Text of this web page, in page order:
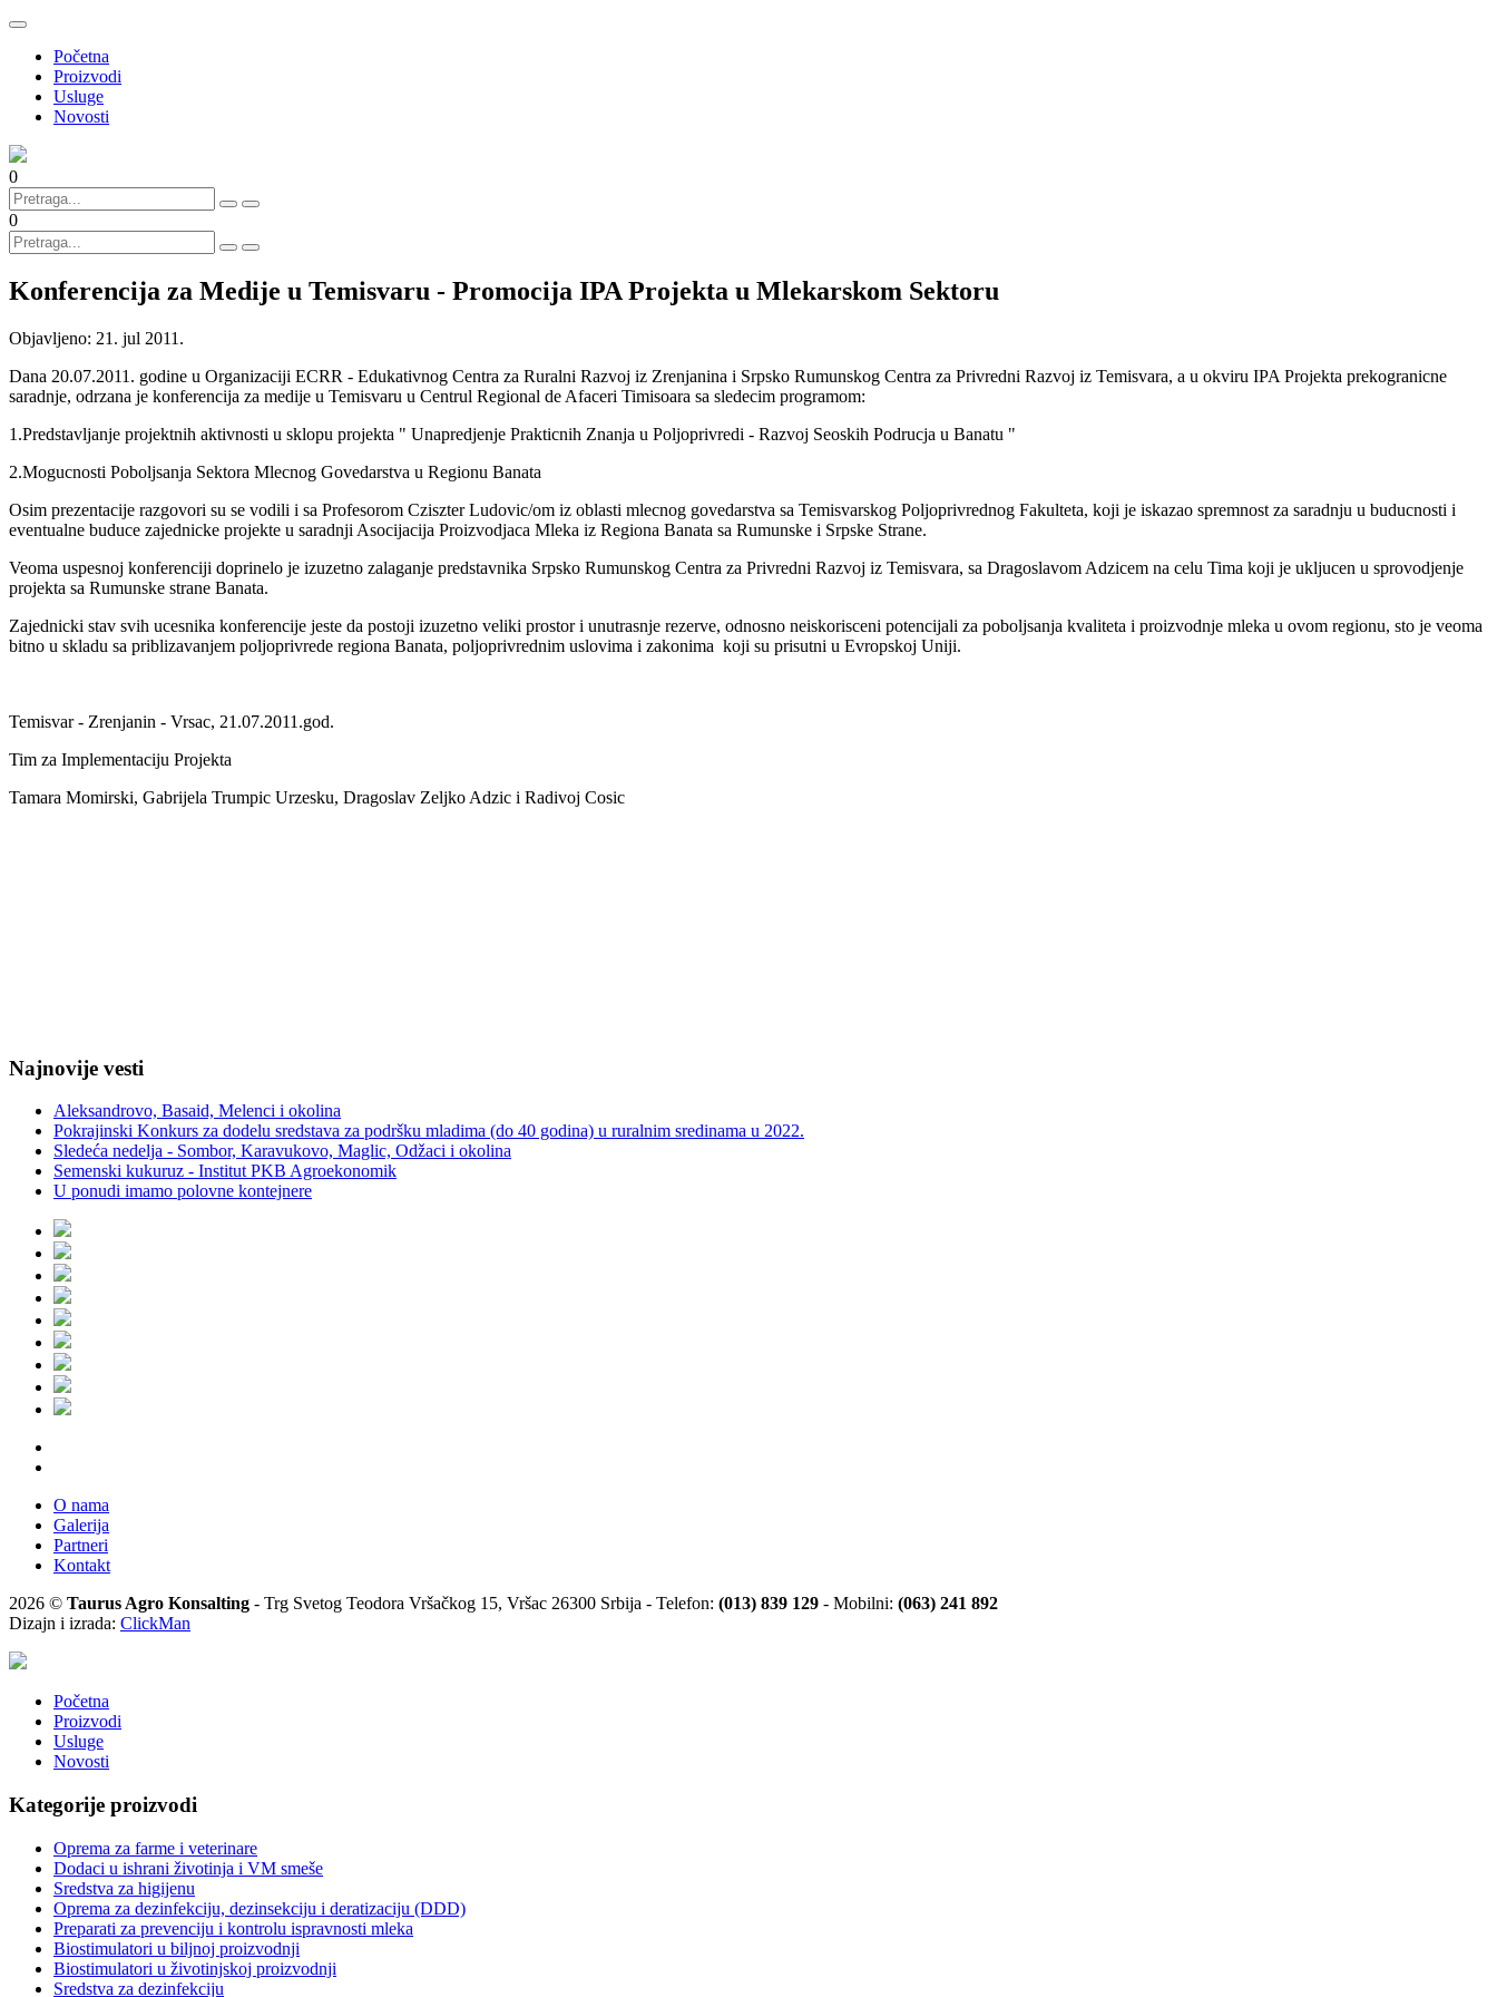
Početna
Proizvodi
Usluge
Novosti
0
0
Konferencija za Medije u Temisvaru - Promocija IPA Projekta u Mlekarskom Sektoru
Objavljeno: 21. jul 2011.
Dana 20.07.2011. godine u Organizaciji ECRR - Edukativnog Centra za Ruralni Razvoj iz Zrenjanina i Srpsko Rumunskog Centra za Privredni Razvoj iz Temisvara, a u okviru IPA Projekta prekogranicne
saradnje, odrzana je konferencija za medije u Temisvaru u Centrul Regional de Afaceri Timisoara sa sledecim programom:
1.Predstavljanje projektnih aktivnosti u sklopu projekta " Unapredjenje Prakticnih Znanja u Poljoprivredi - Razvoj Seoskih Podrucja u Banatu "
2.Mogucnosti Poboljsanja Sektora Mlecnog Govedarstva u Regionu Banata
Osim prezentacije razgovori su se vodili i sa Profesorom Cziszter Ludovic/om iz oblasti mlecnog govedarstva sa Temisvarskog Poljoprivrednog Fakulteta, koji je iskazao spremnost za saradnju u buducnosti i
eventualne buduce zajednicke projekte u saradnji Asocijacija Proizvodjaca Mleka iz Regiona Banata sa Rumunske i Srpske Strane.
Veoma uspesnoj konferenciji doprinelo je izuzetno zalaganje predstavnika Srpsko Rumunskog Centra za Privredni Razvoj iz Temisvara, sa Dragoslavom Adzicem na celu Tima koji je ukljucen u sprovodjenje
projekta sa Rumunske strane Banata.
Zajednicki stav svih ucesnika konferencije jeste da postoji izuzetno veliki prostor i unutrasnje rezerve, odnosno neiskorisceni potencijali za poboljsanja kvaliteta i proizvodnje mleka u ovom regionu, sto je veoma
bitno u skladu sa priblizavanjem poljoprivrede regiona Banata, poljoprivrednim uslovima i zakonima koji su prisutni u Evropskoj Uniji.
Temisvar - Zrenjanin - Vrsac, 21.07.2011.god.
Tim za Implementaciju Projekta
Tamara Momirski, Gabrijela Trumpic Urzesku, Dragoslav Zeljko Adzic i Radivoj Cosic
Najnovije vesti
Aleksandrovo, Basaid, Melenci i okolina
Pokrajinski Konkurs za dodelu sredstava za podršku mladima (do 40 godina) u ruralnim sredinama u 2022.
Sledeća nedelja - Sombor, Karavukovo, Maglic, Odžaci i okolina
Semenski kukuruz - Institut PKB Agroekonomik
U ponudi imamo polovne kontejnere
O nama
Galerija
Partneri
Kontakt
2026 © Taurus Agro Konsalting - Trg Svetog Teodora Vršačkog 15, Vršac 26300 Srbija - Telefon: (013) 839 129 - Mobilni: (063) 241 892
Dizajn i izrada: ClickMan
Početna
Proizvodi
Usluge
Novosti
Kategorije proizvodi
Oprema za farme i veterinare
Dodaci u ishrani životinja i VM smeše
Sredstva za higijenu
Oprema za dezinfekciju, dezinsekciju i deratizaciju (DDD)
Preparati za prevenciju i kontrolu ispravnosti mleka
Biostimulatori u biljnoj proizvodnji
Biostimulatori u životinjskoj proizvodnji
Sredstva za dezinfekciju